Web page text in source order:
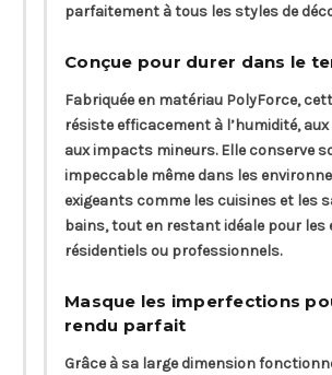
parfaitement à tous les styles de
Conçue pour durer dans le
Fabriquée en matériau PolyForce,
résiste efficacement à l’humidité, aux
aux impacts mineurs. Elle conserve
impeccable même dans les
exigeants comme les cuisines et les
bains, tout en restant idéale pour les
résidentiels ou professionnels.
Masque les imperfections
rendu parfait
Grâce à sa large dimension